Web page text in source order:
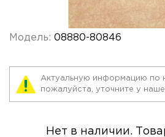
Модель: 08880-80846
Актуальную информацию по
пожалуйста, уточните у
Нет в наличии.